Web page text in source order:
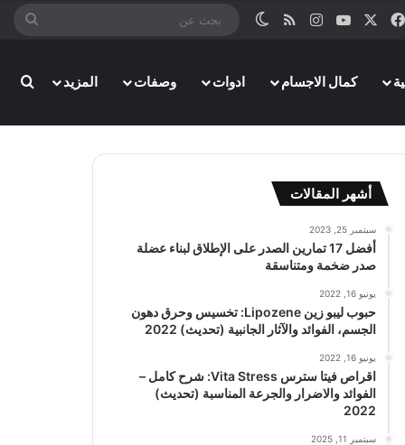
فيسبوك ‫YouTubeانستقرامملخص الموقع RSS
الوضع المظلم
بحث
كمال الاجسام ادوات وصفات المزيد
أشهر المقالات
سبتمبر 25, 2023
أفضل 17 تمارين الصدر على الإطلاق لبناء عضلة
صدر ضخمة ومتناسقة
يونيو 16, 2022
حبوب ليبو زين Lipozene: تخسيس وحرق دهون
الجسم، الفوائد والآثار الجانبية (تحديث) 2022
يونيو 16, 2022
اقراص فيتا سترس Vita Stress: شرح كامل –
الفوائد والاضرار والجرعة المناسبة (تحديث)
2022
سبتمبر 11, 2025